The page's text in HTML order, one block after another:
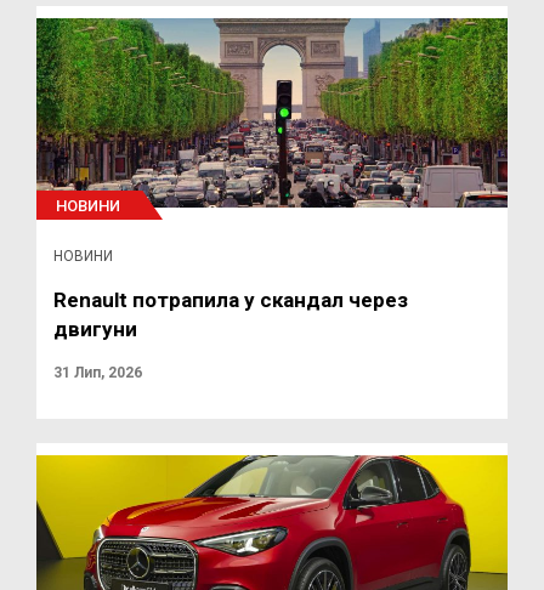
НОВИНИ
НОВИНИ
Renault потрапила у скандал через
двигуни
31 Лип, 2026